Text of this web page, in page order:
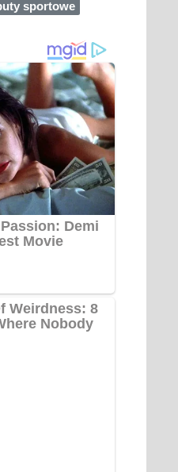
sportowe